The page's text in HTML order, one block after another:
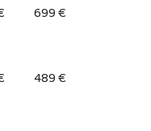
699 €
489 €